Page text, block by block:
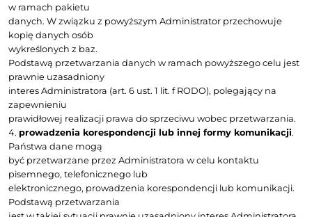
danych osobowych,
prawa do żądania ograniczenia przetwarzania, prawa
przenoszenia danych, prawa
do wniesienia sprzeciwu co do przetwarzania.
Podstawą prawną przetwarzania jest art. 6 ust. 1 lit. c
realizacja obowiązku
prawnego ciążącego na administratorze.
przetwarza dane w powyższym
zakresie również w ramach swojego prawnie
interesu (na podstawie
art. 6 ust. 1 lit. f RODO), polegającego na zapewnieniu
prawem i